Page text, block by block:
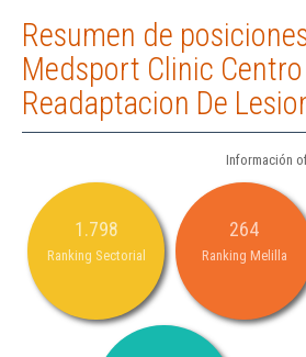
Resumen de
Medsport Clinic Centro
Readaptacion De
Información
1.798
Ranking Sectorial
264
Ranking Melilla